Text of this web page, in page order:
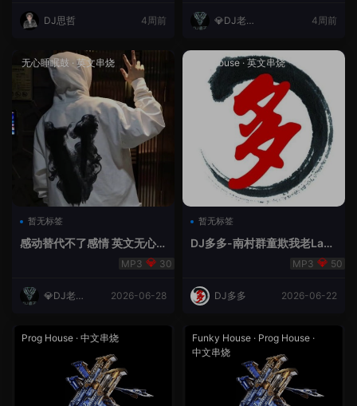
DJ思哲 4周前
💎DJ老王
4周前
无心睡眠鼓 ·英文串烧
暂无标签
感动替代不了感情 英文无心
睡眠睡-小明同学remix
30
💎DJ老王
2026-06-28
Lak House· 英文串烧
暂无标签
DJ多多-南村群童欺我老Lak
50
DJ多多 2026-06-22
Prog House · 中文串烧 Funky House · Prog House ·
中文串烧